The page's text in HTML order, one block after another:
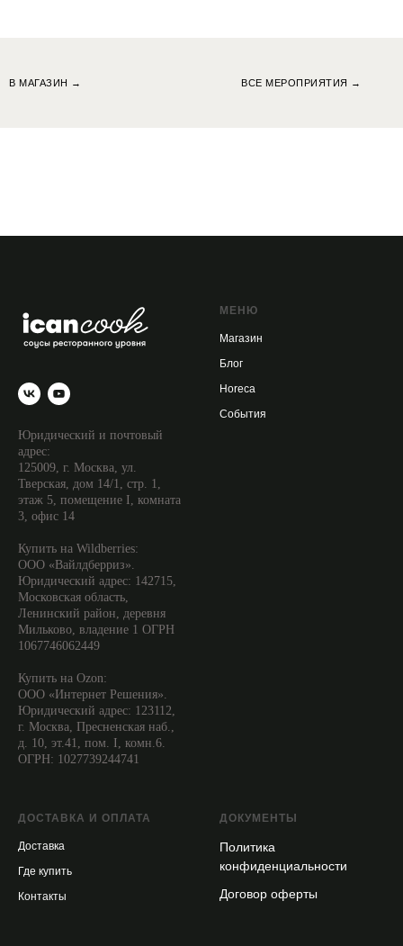
ВСЕ МЕРОПРИЯТИЯ →
В МАГАЗИН →
Юридический и почтовый
адрес:
125009, г. Москва, ул.
Тверская, дом 14/1, стр. 1,
этаж 5, помещение I, комната
3, офис 14
Купить на Wildberries:
ООО «Вайлдберриз».
Юридический адрес: 142715,
Московская область,
Ленинский район, деревня
Мильково, владение 1 ОГРН
1067746062449
Купить на Ozon:
ООО «Интернет Решения».
Юридический адрес: 123112,
г. Москва, Пресненская наб.,
д. 10, эт.41, пом. I, комн.6.
ОГРН: 1027739244741
МЕНЮ
Магазин
Блог
Horecа
События
ДОСТАВКА И ОПЛАТА
Доставка
Где купить
Контакты
ДОКУМЕНТЫ
Политика
конфиденциальности
Договор оферты